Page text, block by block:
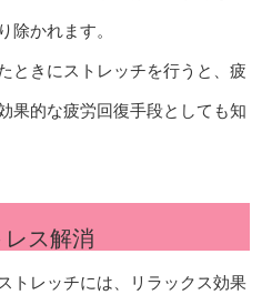
除かれます。
ときにストレッチを行うと、疲
果的な疲労回復手段としても知
ス解消
トレッチには、リラックス効果